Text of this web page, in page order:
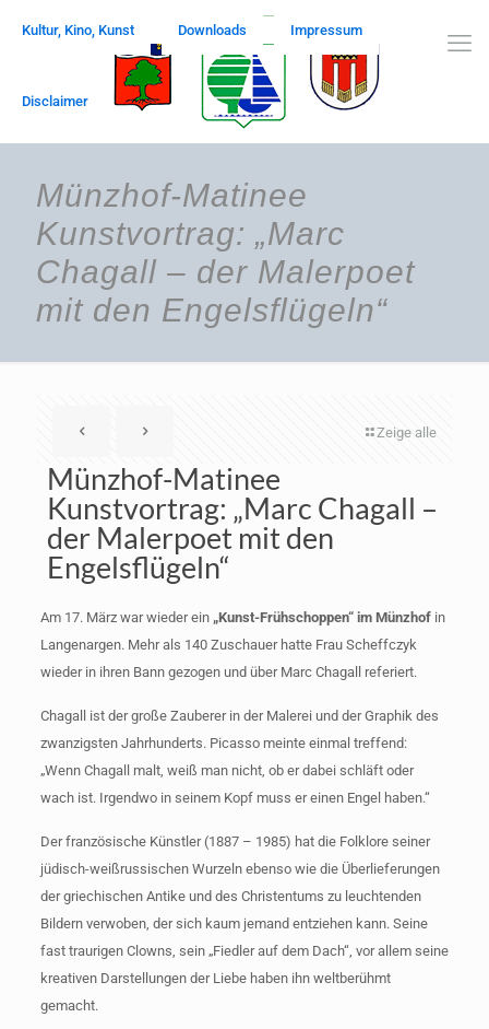
Kultur, Kino, Kunst Downloads Impressum
Disclaimer
Münzhof-Matinee
Kunstvortrag: „Marc
Chagall – der Malerpoet
mit den Engelsflügeln“
Zeige alle
Münzhof-Matinee
Kunstvortrag: „Marc Chagall –
der Malerpoet mit den
Engelsflügeln“
Am 17. März war wieder ein„Kunst-Frühschoppen“ im Münzhof in
Langenargen. Mehr als 140 Zuschauer hatte Frau Scheffczyk
wieder in ihren Bann gezogen und über Marc Chagall referiert.
Chagall ist der große Zauberer in der Malerei und der Graphik des
zwanzigsten Jahrhunderts. Picasso meinte einmal treffend:
„Wenn Chagall malt, weiß man nicht, ob er dabei schläft oder
wach ist. Irgendwo in seinem Kopf muss er einen Engel haben.“
Der französische Künstler (1887 – 1985) hat die Folklore seiner
jüdisch-weißrussischen Wurzeln ebenso wie die Überlieferungen
der griechischen Antike und des Christentums zu leuchtenden
Bildern verwoben, der sich kaum jemand entziehen kann. Seine
fast traurigen Clowns, sein „Fiedler auf dem Dach“, vor allem seine
kreativen Darstellungen der Liebe haben ihn weltberühmt
gemacht.